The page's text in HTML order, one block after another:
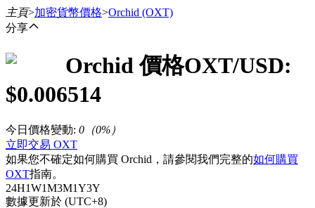
主頁>加密貨幣價格>Orchid (OXT)
分享
Orchid 價格OXT/USD:
$0.006514
今日價格變動: 0 （0%）
立即交易 OXT
如果您不確定如何購買 Orchid，請參閱我們完整的如何購買
OXT指南。
24H1W1M3M1Y3Y
數據更新於 (UTC+8)